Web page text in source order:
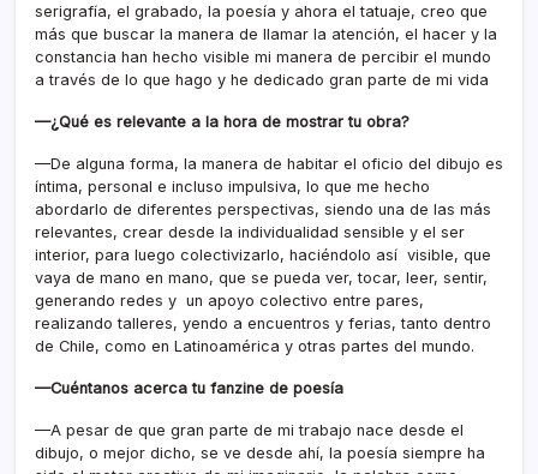
serigrafía, el grabado, la poesía y ahora el tatuaje, creo que
más que buscar la manera de llamar la atención, el hacer y la
constancia han hecho visible mi manera de percibir el mundo
a través de lo que hago y he dedicado gran parte de mi vida
—¿Qué es relevante a la hora de mostrar tu obra?
—De alguna forma, la manera de habitar el oficio del dibujo es
íntima, personal e incluso impulsiva, lo que me hecho
abordarlo de diferentes perspectivas, siendo una de las más
relevantes, crear desde la individualidad sensible y el ser
interior, para luego colectivizarlo, haciéndolo así visible, que
vaya de mano en mano, que se pueda ver, tocar, leer, sentir,
generando redes y un apoyo colectivo entre pares,
realizando talleres, yendo a encuentros y ferias, tanto dentro
de Chile, como en Latinoamérica y otras partes del mundo.
—Cuéntanos acerca tu fanzine de poesía
—A pesar de que gran parte de mi trabajo nace desde el
dibujo, o mejor dicho, se ve desde ahí, la poesía siempre ha